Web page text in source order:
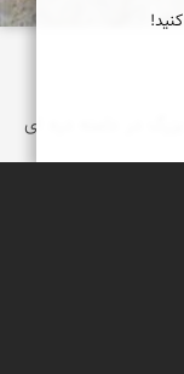
در دامنه دره ای